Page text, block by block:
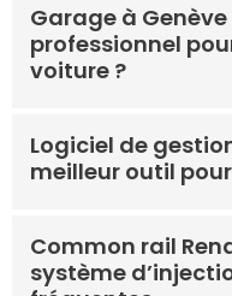
Garage à
professionnel
voiture ?
Logiciel de
meilleur outil
Common rail
système